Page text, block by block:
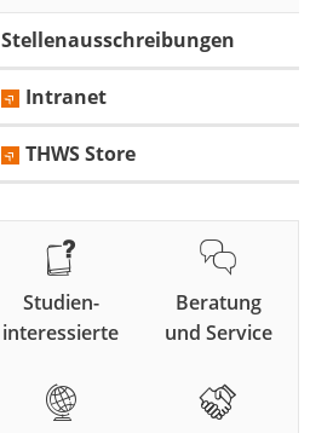
Stellenausschreibungen
Intranet
THWS Store
Studien-
interessierte
Beratung
und Service